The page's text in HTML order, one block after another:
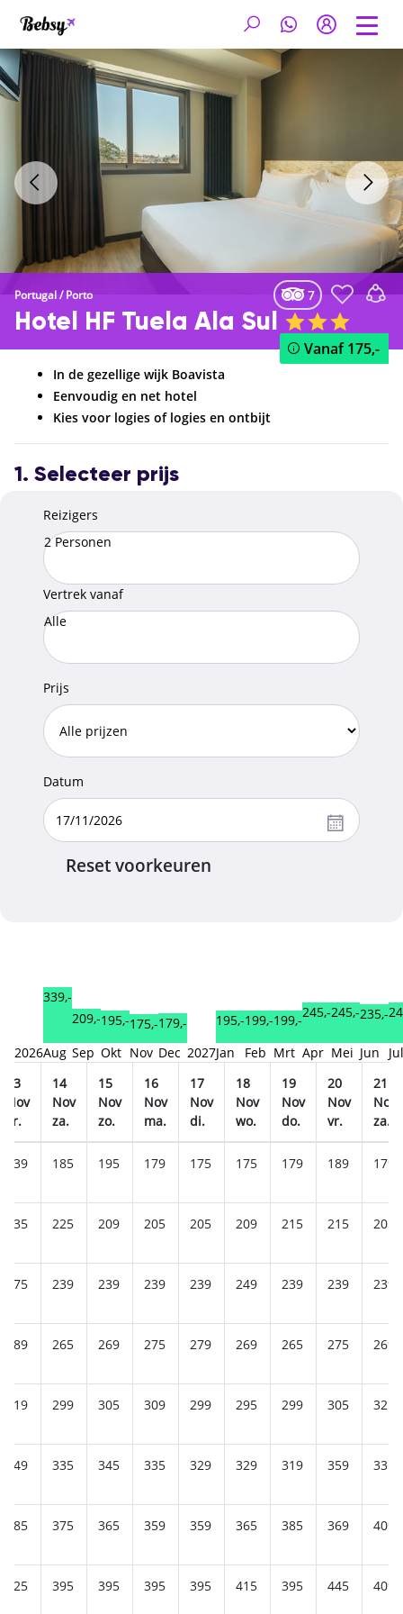
Portugal/Porto 7
Hotel HF Tuela Ala Sul
Vanaf175,-
In de gezellige wijk Boavista
Eenvoudig en net hotel
Kies voor logies of logies en ontbijt
1. Selecteer prijs
Reizigers
2 Personen
Vertrek vanaf
Alle
Prijs
Datum
Reset voorkeuren
2026
339,-
Aug
209,-
Sep
195,-
Okt
175,-
Nov
179,-
Dec 2027
195,-
Jan
199,-
Feb
199,-
Mrt
245,-
Apr
245,-
Mei
235,-
Jun
Jul
13
Nov
vr.
14
Nov
za.
15
Nov
zo.
16
Nov
ma.
17
Nov
di.
18
Nov
wo.
19
Nov
do.
20
Nov
vr.
21
Nov
za.
239 185 195 179 175 175 179 189 179
235 225 209 205 205 209 215 215 205
275 239 239 239 239 249 239 239 239
289 265 269 275 279 269 265 275 269
319 299 305 309 299 295 299 305 325
349 335 345 335 329 329 319 359 335
385 375 365 359 359 365 385 369 409
425 395 395 395 395 415 395 445 409